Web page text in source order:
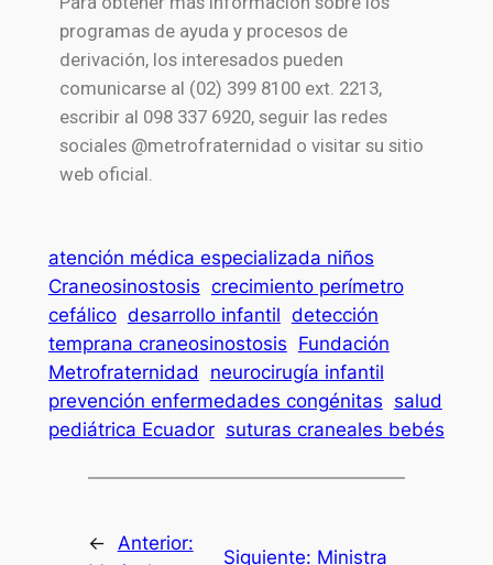
programas de ayuda y procesos de
derivación, los interesados pueden
comunicarse al (02) 399 8100 ext. 2213,
escribir al 098 337 6920, seguir las redes
sociales @metrofraternidad o visitar su sitio
web oficial.
atención médica especializada niños
Craneosinostosis crecimiento perímetro
cefálico desarrollo infantil detección
temprana craneosinostosis Fundación
Metrofraternidad
neurocirugía infantil
prevención enfermedades congénitas salud
pediátrica Ecuador suturas craneales bebés
← Anterior:
Siguiente: Ministra